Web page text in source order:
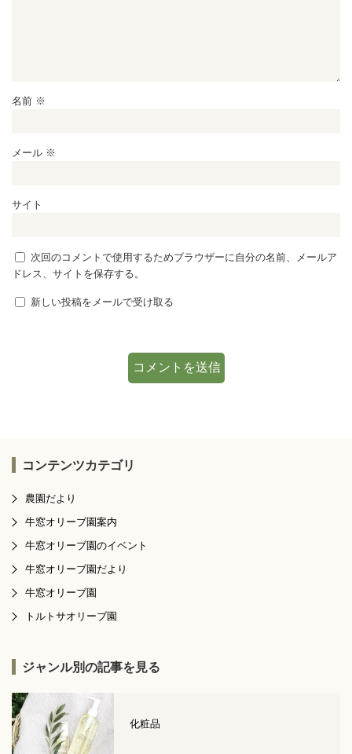
名前 ※
メール ※
サイト
次回のコメントで使用するためブラウザーに自分の名前、メールア
ドレス、サイトを保存する。
新しい投稿をメールで受け取る
コンテンツカテゴリ
農園だより
牛窓オリーブ園案内
牛窓オリーブ園のイベント
牛窓オリーブ園だより
牛窓オリーブ園
トルトサオリーブ園
ジャンル別の記事を見る
化粧品